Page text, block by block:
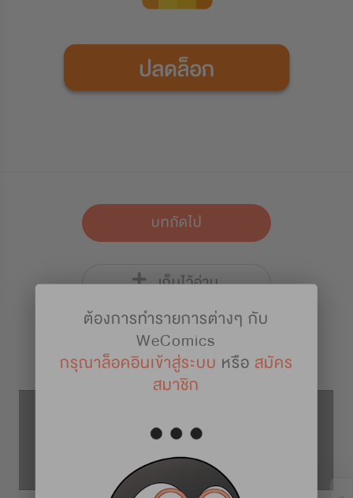
บทถัดไป
เก็บไว้อ่าน
รายละเอียดการ์ตูน
ต้องการทำรายการต่างๆ กับ
WeComics
กรุณาล็อคอินเข้าสู่ระบบ หรือ สมัคร
สมาชิก